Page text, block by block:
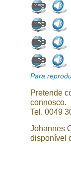
Para
Pretende
connosco.
Tel. 0049
Johannes
disponível